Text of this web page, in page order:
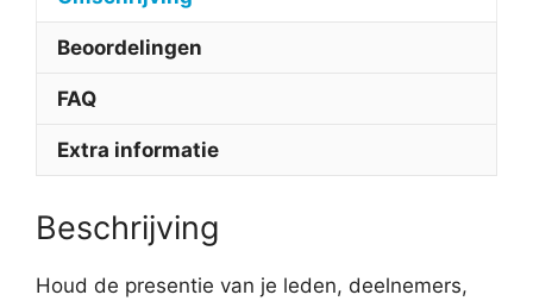
Beoordelingen
FAQ
Extra informatie
Beschrijving
Houd de presentie van je leden, deelnemers,